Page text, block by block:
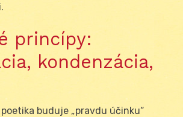
princípy:
kondenzácia,
buduje „pravdu účinku“